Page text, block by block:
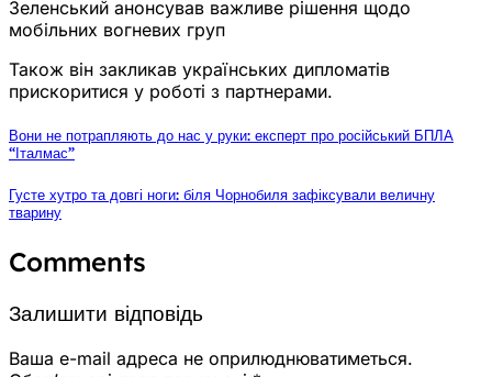
Зеленський анонсував важливе рішення щодо
мобільних вогневих груп
Також він закликав українських дипломатів
прискоритися у роботі з партнерами.
Вони не потрапляють до нас у руки: експерт про російський БПЛА
“Італмас”
Густе хутро та довгі ноги: біля Чорнобиля зафіксували величну
тварину
Comments
Залишити відповідь
Ваша e-mail адреса не оприлюднюватиметься.